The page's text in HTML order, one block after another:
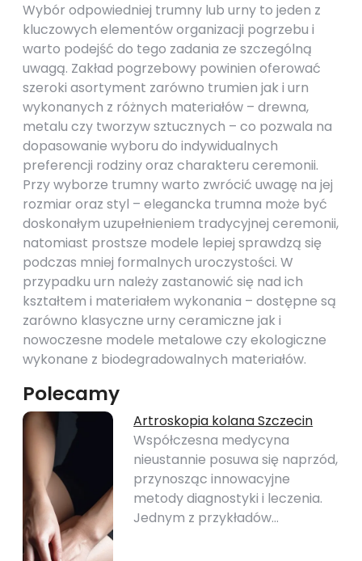
Wybór odpowiedniej trumny lub urny to jeden z
kluczowych elementów organizacji pogrzebu i
warto podejść do tego zadania ze szczególną
uwagą. Zakład pogrzebowy powinien oferować
szeroki asortyment zarówno trumien jak i urn
wykonanych z różnych materiałów – drewna,
metalu czy tworzyw sztucznych – co pozwala na
dopasowanie wyboru do indywidualnych
preferencji rodziny oraz charakteru ceremonii.
Przy wyborze trumny warto zwrócić uwagę na jej
rozmiar oraz styl – elegancka trumna może być
doskonałym uzupełnieniem tradycyjnej ceremonii,
natomiast prostsze modele lepiej sprawdzą się
podczas mniej formalnych uroczystości. W
przypadku urn należy zastanowić się nad ich
kształtem i materiałem wykonania – dostępne są
zarówno klasyczne urny ceramiczne jak i
nowoczesne modele metalowe czy ekologiczne
wykonane z biodegradowalnych materiałów.
Polecamy
Artroskopia kolana Szczecin
Współczesna medycyna
nieustannie posuwa się naprzód,
przynosząc innowacyjne
metody diagnostyki i leczenia.
Jednym z przykładów…